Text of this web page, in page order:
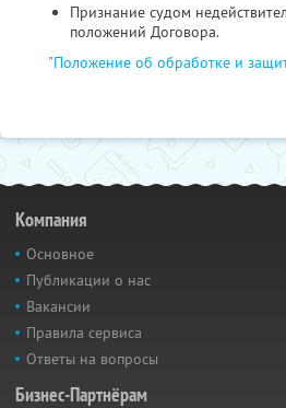
Признание судом
положений Договора.
"Положение об обработке и
Компания
Основное
Публикации о нас
Вакансии
Правила сервиса
Ответы на вопросы
Бизнес-Партнёрам